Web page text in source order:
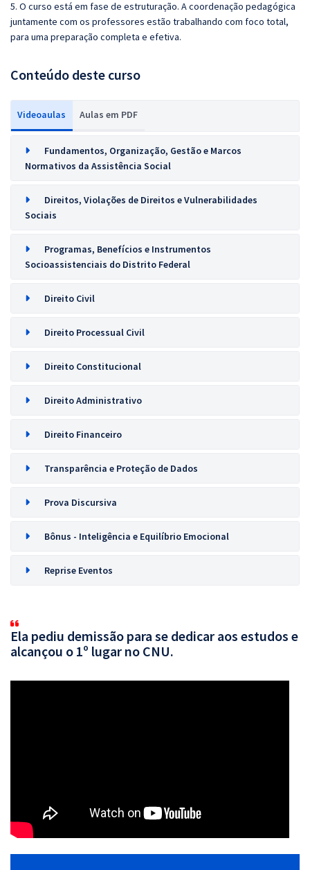
5. O curso está em fase de estruturação. A coordenação pedagógica
juntamente com os professores estão trabalhando com foco total,
para uma preparação completa e efetiva.
Conteúdo deste curso
Videoaulas Aulas em PDF
Fundamentos, Organização, Gestão e Marcos
Normativos da Assistência Social
Direitos, Violações de Direitos e Vulnerabilidades
Sociais
Programas, Benefícios e Instrumentos
Socioassistenciais do Distrito Federal
Direito Civil
Direito Processual Civil
Direito Constitucional
Direito Administrativo
Direito Financeiro
Transparência e Proteção de Dados
Prova Discursiva
Bônus - Inteligência e Equilíbrio Emocional
Reprise Eventos
Ela pediu demissão para se dedicar aos estudos e
alcançou o 1º lugar no CNU.